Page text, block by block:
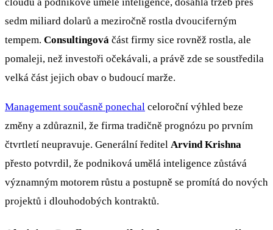
sedm miliard dolarů a meziročně rostla dvouciferným
tempem. Consultingová část firmy sice rovněž rostla, ale
pomaleji, než investoři očekávali, a právě zde se soustředila
velká část jejich obav o budoucí marže.
Management současně ponechal celoroční výhled beze
změny a zdůraznil, že firma tradičně prognózu po prvním
čtvrtletí neupravuje. Generální ředitel Arvind Krishna
přesto potvrdil, že podniková umělá inteligence zůstává
významným motorem růstu a postupně se promítá do nových
projektů i dlouhodobých kontraktů.